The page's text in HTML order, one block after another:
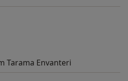
Tarama Envanteri